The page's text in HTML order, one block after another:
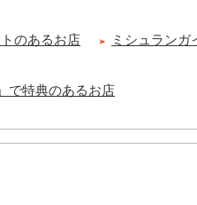
のあるお店 ミシュランガ
で特典のあるお店